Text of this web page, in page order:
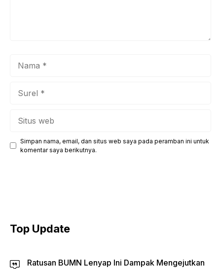
Simpan nama, email, dan situs web saya pada peramban ini untuk
komentar saya berikutnya.
Top Update
Ratusan BUMN Lenyap Ini Dampak Mengejutkan